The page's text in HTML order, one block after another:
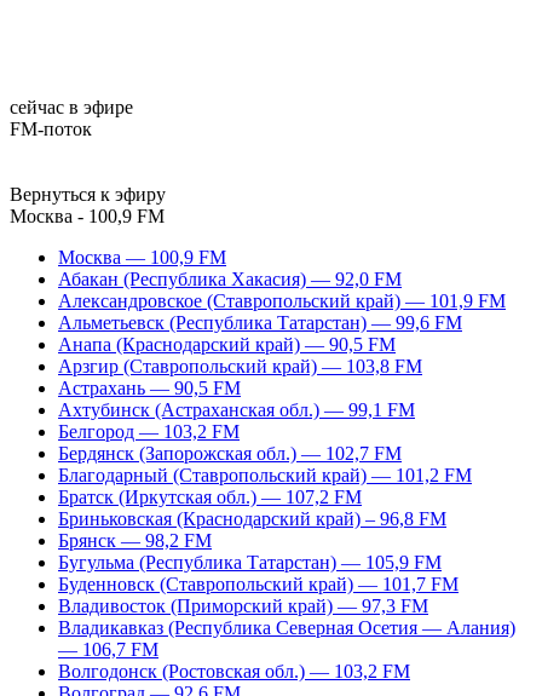
сейчас в эфире
FM-поток
Вернуться к эфиру
Москва - 100,9 FM
Москва — 100,9 FM
Абакан (Республика Хакасия) — 92,0 FM
Александровское (Ставропольский край) — 101,9 FM
Альметьевск (Республика Татарстан) — 99,6 FM
Анапа (Краснодарский край) — 90,5 FM
Арзгир (Ставропольский край) — 103,8 FM
Астрахань — 90,5 FM
Ахтубинск (Астраханская обл.) — 99,1 FM
Белгород — 103,2 FM
Бердянск (Запорожская обл.) — 102,7 FM
Благодарный (Ставропольский край) — 101,2 FM
Братск (Иркутская обл.) — 107,2 FM
Бриньковская (Краснодарский край) – 96,8 FM
Брянск — 98,2 FM
Бугульма (Республика Татарстан) — 105,9 FM
Буденновск (Ставропольский край) — 101,7 FM
Владивосток (Приморский край) — 97,3 FM
Владикавказ (Республика Северная Осетия — Алания)
— 106,7 FM
Волгодонск (Ростовская обл.) — 103,2 FM